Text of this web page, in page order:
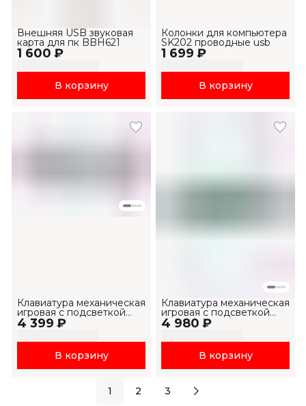
1 600 ₽
Внешняя USB звуковая
карта для пк BBH621
В корзину
1 699 ₽
Колонки для компьютера
SK202 проводные usb
В корзину
4 399 ₽
Клавиатура механическая
игровая с подсветкой
RGB
В корзину
4 980 ₽
Клавиатура механическая
игровая с подсветкой
KB884L-RU
В корзину
1 2 3